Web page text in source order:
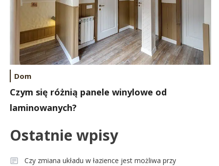
Dom
Czym się różnią panele winylowe od
laminowanych?
Ostatnie wpisy
Czy zmiana układu w łazience jest możliwa przy